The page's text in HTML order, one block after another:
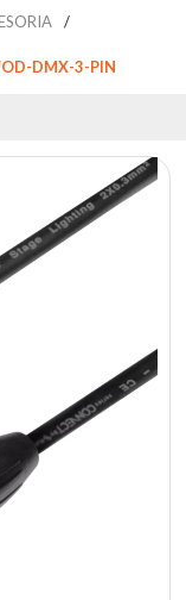
DMX-3-PIN